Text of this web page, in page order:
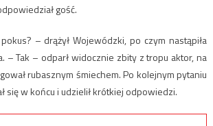
gość.
– drążył Wojewódzki, po czym nastąpiła
– Tak – odparł widocznie zbity z tropu aktor, na
rubasznym śmiechem. Po kolejnym pytaniu
się w końcu i udzielił krótkiej odpowiedzi.